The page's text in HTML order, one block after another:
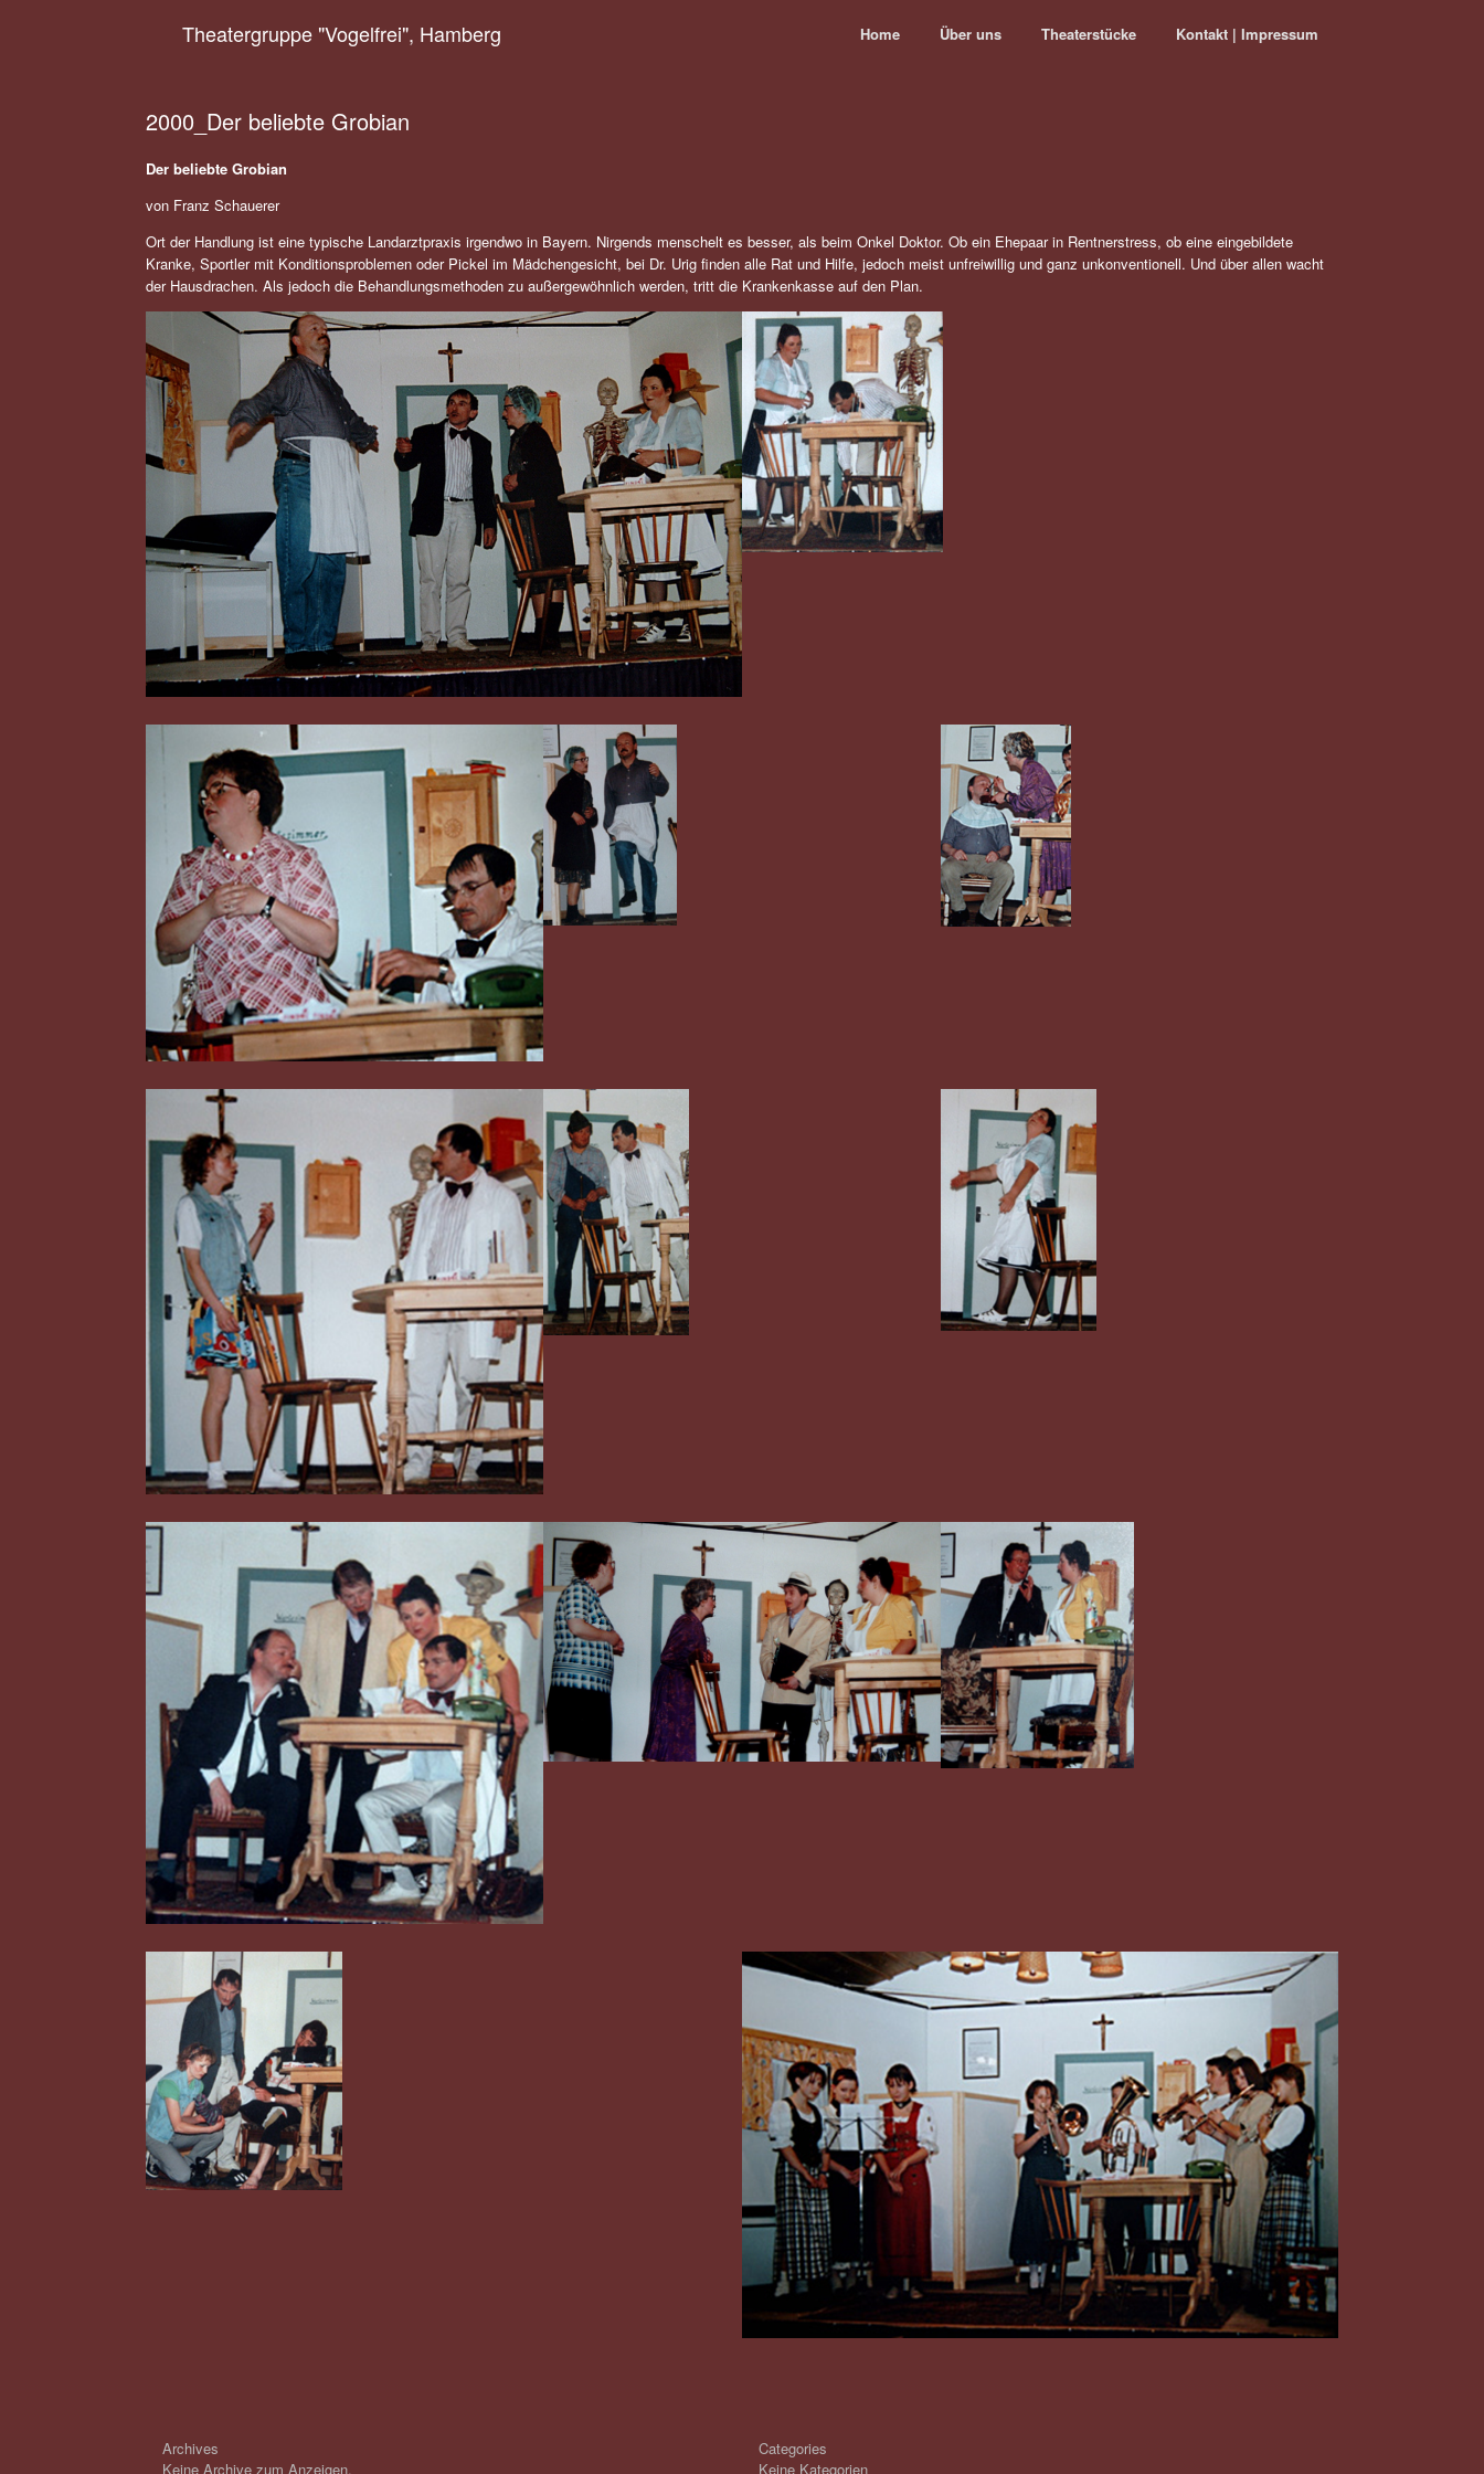
Theatergruppe "Vogelfrei", Hamberg Home Über uns Theaterstücke Kontakt | Impressum
2000_Der beliebte Grobian
Der beliebte Grobian
von Franz Schauerer
Ort der Handlung ist eine typische Landarztpraxis irgendwo in Bayern. Nirgends menschelt es besser, als beim Onkel Doktor. Ob ein Ehepaar in Rentnerstress, ob eine eingebildete
Kranke, Sportler mit Konditionsproblemen oder Pickel im Mädchengesicht, bei Dr. Urig finden alle Rat und Hilfe, jedoch meist unfreiwillig und ganz unkonventionell. Und über allen wacht
der Hausdrachen. Als jedoch die Behandlungsmethoden zu außergewöhnlich werden, tritt die Krankenkasse auf den Plan.
Archives
Keine Archive zum Anzeigen.
Categories
Keine Kategorien